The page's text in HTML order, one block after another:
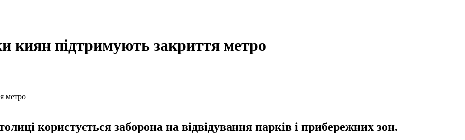
киян підтримують закриття метро
користується заборона на відвідування парків і прибережних зон.